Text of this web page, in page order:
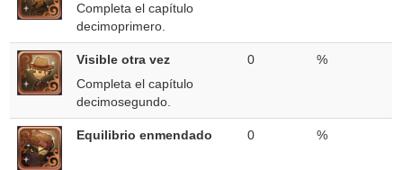
Completa el capítulo
decimoprimero.
Visible otra vez
Completa el capítulo
decimosegundo.
0 %
Equilibrio enmendado 0 %